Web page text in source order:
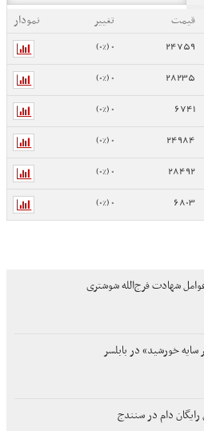
قیمت تغییر
نمودار
24759
0 (0%)
28235
0 (0%)
6741
0 (0%)
24984
0 (0%)
28492
0 (0%)
6803
0 (0%)
شهادت فرج‌الله شوشتری
خورشید» در بابلسر
رایگان دام در سنندج